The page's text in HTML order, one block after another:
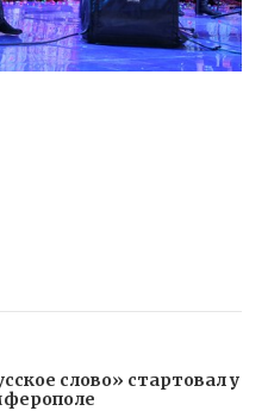
слово» стартовал у